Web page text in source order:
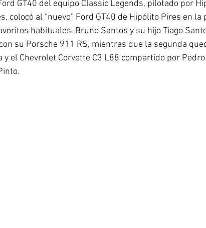
GT40 del equipo Classic Legends, pilotado por
colocó al “nuevo” Ford GT40 de Hipólito Pires en la
habituales. Bruno Santos y su hijo Tiago
su Porsche 911 RS, mientras que la segunda
y el Chevrolet Corvette C3 L88 compartido por Pedro